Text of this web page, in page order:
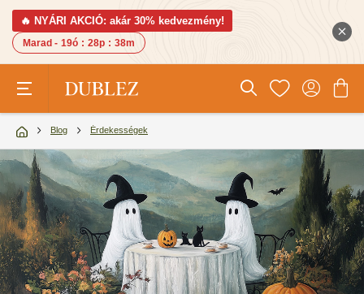
🔥 NYÁRI AKCIÓ: akár 30% kedvezmény!
Marad - 19ó : 28p : 36m
Blog Érdekességek